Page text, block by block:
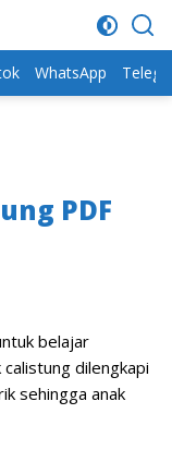
WhatsApp
PDF
belajar
dilengkapi
sehingga anak